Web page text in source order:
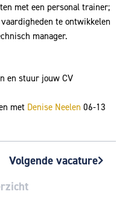
met een personal trainer;
te ontwikkelen
manager.
en stuur jouw CV
met Denise Neelen 06-13
Volgende vacature